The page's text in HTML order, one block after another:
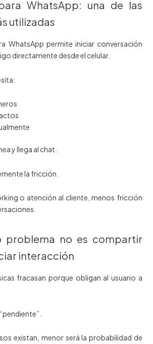
WhatsApp: una de las
utilizadas
WhatsApp permite iniciar conversación
directamente desde el celular.
y llega al chat.
la fricción.
o atención al cliente, menos fricción
problema no es compartir
interacción
fracasan porque obligan al usuario a
existan, menor será la probabilidad de